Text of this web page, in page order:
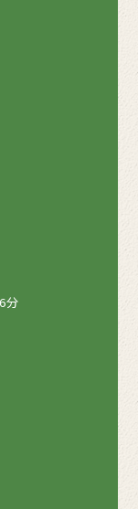
分